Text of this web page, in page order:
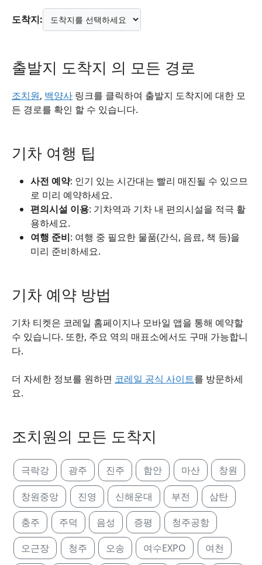
도착지:
출발지 도착지 의 모든 경로
조치원, 백양사 링크를 클릭하여 출발지 도착지에 대한 모
든 경로를 확인 할 수 있습니다.
기차 여행 팁
사전 예약: 인기 있는 시간대는 빨리 매진될 수 있으므
로 미리 예약하세요.
편의시설 이용: 기차역과 기차 내 편의시설을 적극 활
용하세요.
여행 준비: 여행 중 필요한 물품(간식, 음료, 책 등)을
미리 준비하세요.
기차 예약 방법
기차 티켓은 코레일 홈페이지나 모바일 앱을 통해 예약할
수 있습니다. 또한, 주요 역의 매표소에서도 구매 가능합니
다.
더 자세한 정보를 원하면 코레일 공식 사이트를 방문하세
요.
조치원의 모든 도착지
극락강 광주 진주 함안 마산 창원
창원중앙 진영 신해운대 부전 삼탄
충주 주덕 음성 증평 청주공항
오근장 청주 오송 여수EXPO 여천